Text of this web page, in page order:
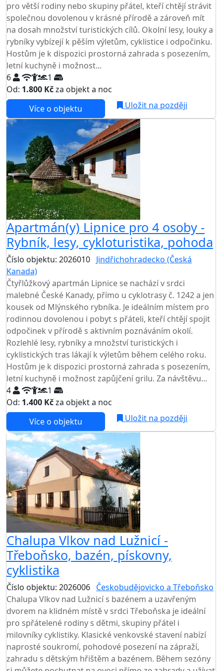
pro větší rodiny nebo skupiny přátel, kteří chtějí strávit
společnou dovolenou v krásné přírodě a zároveň mít
na dosah množství turistických cílů. Okolní lesy, louky a
rybníky vybízejí k pěším výletům, cyklistice i odpočinku.
Hostům je k dispozici prostorná zahrada s posezením,
letní kuchyně i možnost...
6
1
Od: 1.800 Kčza objekt a noc
Více o objektu Uložit na později
Apartmán(y) Lipnice pro 4 osoby -
Rybník, lesy, cykloturistika, pohoda
Číslo objektu: 2026010 Jindřichohradecko (Česká
Kanada)
Čtyřlůžkový apartmán Lipnice se nachází v srdci
malebné České Kanady, přímo u cyklotrasy č. 1242 a jen
kousek od Mlýnského rybníka. Je ideálním místem pro
rodinnou dovolenou i pobyt s přáteli, kteří chtějí spojit
odpočinek v přírodě s aktivním poznáváním okolí.
Rozlehlé lesy, rybníky a množství turistických i
cyklistických tras lákají k výletům během celého roku.
Hostům je k dispozici prostorná zahrada s posezením,
letní kuchyně i možnost zapůjčení grilu. Za návštěvu...
4
1
Od: 1.400 Kčza objekt a noc
Více o objektu Uložit na později
Chalupa Vlkov nad Lužnicí -
Třeboňsko, bazén, pískovny,
cyklistika
Číslo objektu: 2026006 Českobudějovicko a Třeboňsko
Chalupa Vlkov nad Lužnicí s bazénem a uzavřeným
dvorem na klidném místě v srdci Třeboňska je ideální
pro spřátelené rodiny s dětmi, skupiny přátel i
milovníky cyklistiky. Klasické venkovské stavení nabízí
naprosté soukromí, pohodové posezení na zápraží,
zahradu s dětským hřištěm a bazénem. Během sezóny